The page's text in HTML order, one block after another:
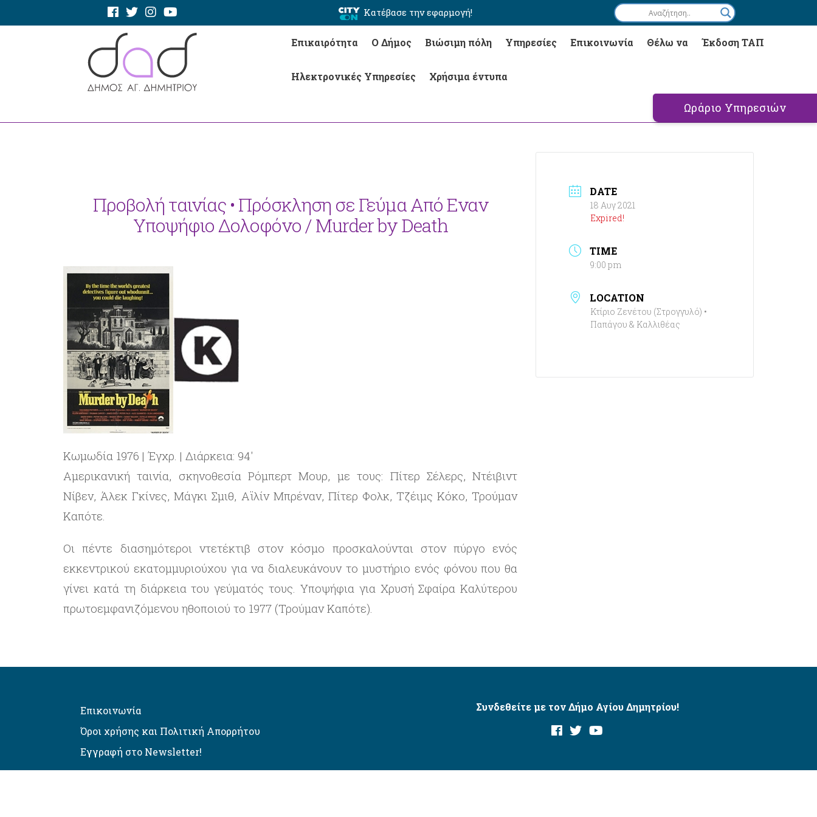
Κατέβασε την εφαρμογή!
Επικαιρότητα Ο Δήμος Βιώσιμη πόλη Υπηρεσίες Επικοινωνία Θέλω να Έκδοση ΤΑΠ
Ηλεκτρονικές Υπηρεσίες Χρήσιμα έντυπα
Ωράριο Υπηρεσιών
Προβολή ταινίας • Πρόσκληση σε Γεύμα Από Εναν
Υποψήφιο Δολοφόνο / Murder by Death
Κωμωδία 1976 | Έγχρ. | Διάρκεια: 94′
Αμερικανική ταινία, σκηνοθεσία Ρόμπερτ Μουρ, με τους: Πίτερ Σέλερς, Ντέιβιντ
Νίβεν, Άλεκ Γκίνες, Μάγκι Σμιθ, Αϊλίν Μπρέναν, Πίτερ Φολκ, Τζέιμς Κόκο, Τρούμαν
Καπότε.
Οι πέντε διασημότεροι ντετέκτιβ στον κόσμο προσκαλούνται στον πύργο ενός
εκκεντρικού εκατομμυριούχου για να διαλευκάνουν το μυστήριο ενός φόνου που θα
γίνει κατά τη διάρκεια του γεύματός τους. Υποψήφια για Χρυσή Σφαίρα Καλύτερου
πρωτοεμφανιζόμενου ηθοποιού το 1977 (Τρούμαν Καπότε).
DATE
18 Αυγ 2021
Expired!
TIME
9:00 pm
LOCATION
Κτίριο Ζενέτου (Στρογγυλό) •
Παπάγου & Καλλιθέας
Επικοινωνία
Όροι χρήσης και Πολιτική Απορρήτου
Εγγραφή στο Newsletter!
Συνδεθείτε με τον Δήμο Αγίου Δημητρίου!